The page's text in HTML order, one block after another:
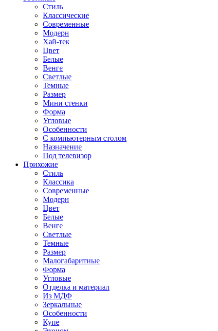
Стиль
Классические
Современные
Модерн
Хай-тек
Цвет
Белые
Венге
Светлые
Темные
Размер
Мини стенки
Форма
Угловые
Особенности
С компьютерным столом
Назначение
Под телевизор
Прихожие
Стиль
Классика
Современные
Модерн
Цвет
Белые
Венге
Светлые
Темные
Размер
Малогабаритные
Форма
Угловые
Отделка и материал
Из МДФ
Зеркальные
Особенности
Купе